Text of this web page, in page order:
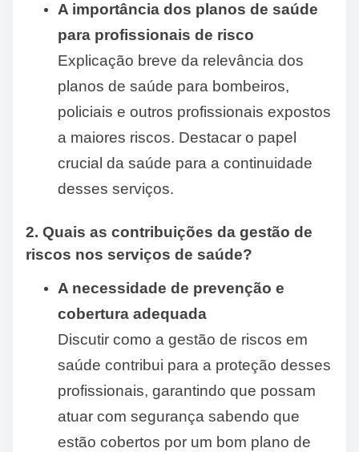
A importância dos planos de saúde
para profissionais de risco
Explicação breve da relevância dos
planos de saúde para bombeiros,
policiais e outros profissionais expostos
a maiores riscos. Destacar o papel
crucial da saúde para a continuidade
desses serviços.
2. Quais as contribuições da gestão de
riscos nos serviços de saúde?
A necessidade de prevenção e
cobertura adequada
Discutir como a gestão de riscos em
saúde contribui para a proteção desses
profissionais, garantindo que possam
atuar com segurança sabendo que
estão cobertos por um bom plano de